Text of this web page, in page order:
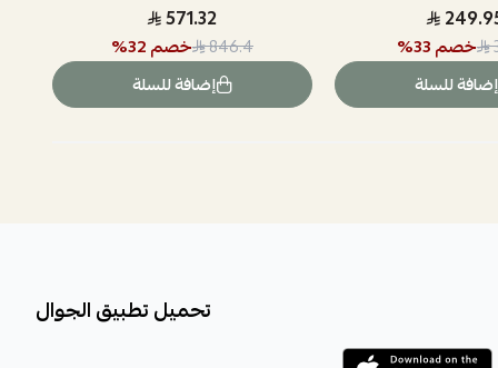
خصم33
%
إضافة للسلة
571.32
846.4 خصم32
%
إضافة للسلة
تحميل تطبيق الجوال